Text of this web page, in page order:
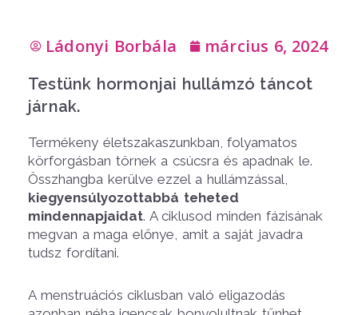
Ládonyi Borbála március 6, 2024
Testünk hormonjai hullámzó táncot
járnak.
Termékeny életszakaszunkban, folyamatos
körforgásban törnek a csúcsra és apadnak le.
Összhangba kerülve ezzel a hullámzással,
kiegyensúlyozottabbá teheted
mindennapjaidat. A ciklusod minden fázisának
megvan a maga előnye, amit a saját javadra
tudsz fordítani.
A menstruációs ciklusban való eligazodás